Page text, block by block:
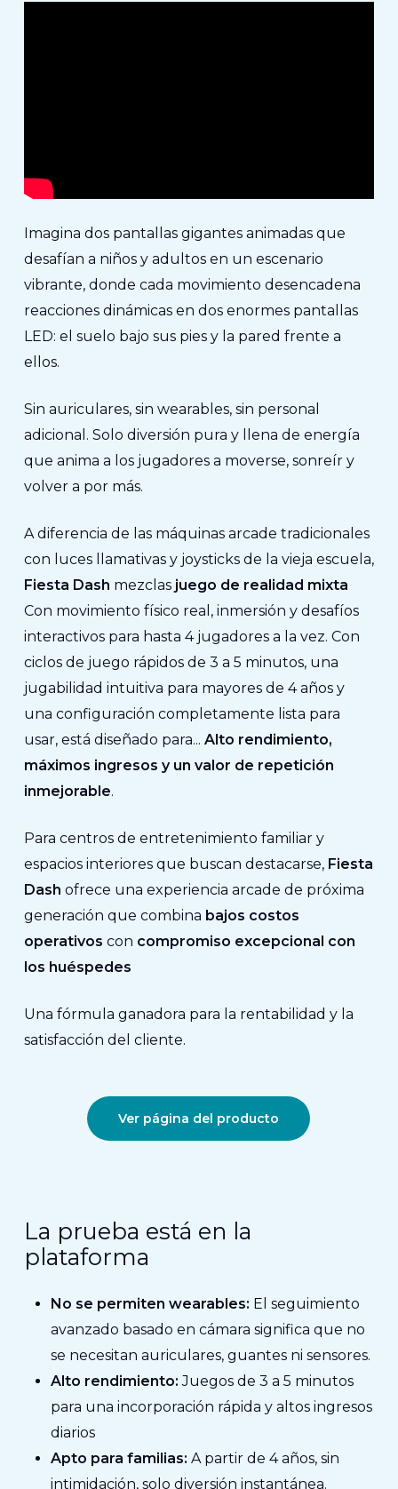
Imagina dos pantallas gigantes animadas que
desafían a niños y adultos en un escenario
vibrante, donde cada movimiento desencadena
reacciones dinámicas en dos enormes pantallas
LED: el suelo bajo sus pies y la pared frente a
ellos.
Sin auriculares, sin wearables, sin personal
adicional. Solo diversión pura y llena de energía
que anima a los jugadores a moverse, sonreír y
volver a por más.
A diferencia de las máquinas arcade tradicionales
con luces llamativas y joysticks de la vieja escuela,
Fiesta Dash mezclas juego de realidad mixta
Con movimiento físico real, inmersión y desafíos
interactivos para hasta 4 jugadores a la vez. Con
ciclos de juego rápidos de 3 a 5 minutos, una
jugabilidad intuitiva para mayores de 4 años y
una configuración completamente lista para
usar, está diseñado para... Alto rendimiento,
máximos ingresos y un valor de repetición
inmejorable.
Para centros de entretenimiento familiar y
espacios interiores que buscan destacarse, Fiesta
Dash ofrece una experiencia arcade de próxima
generación que combina bajos costos
operativos con compromiso excepcional con
los huéspedes
Una fórmula ganadora para la rentabilidad y la
satisfacción del cliente.
Ver página del producto
La prueba está en la
plataforma
No se permiten wearables: El seguimiento
avanzado basado en cámara significa que no
se necesitan auriculares, guantes ni sensores.
Alto rendimiento: Juegos de 3 a 5 minutos
para una incorporación rápida y altos ingresos
diarios
Apto para familias: A partir de 4 años, sin
intimidación, solo diversión instantánea.